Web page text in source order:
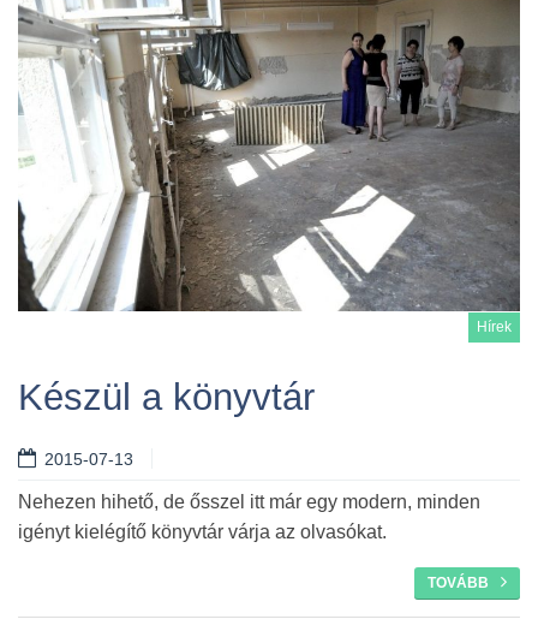
Hírek
Készül a könyvtár
2015-07-13
Nehezen hihető, de ősszel itt már egy modern, minden
igényt kielégítő könyvtár várja az olvasókat.
TOVÁBB